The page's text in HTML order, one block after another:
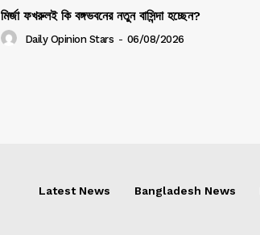
মির্জা ফখরুলই কি বঙ্গভবনের নতুন বাসিন্দা হচ্ছেন?
Daily Opinion Stars - 06/08/2026
Latest News Bangladesh News